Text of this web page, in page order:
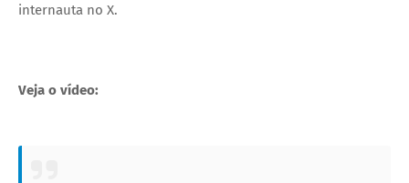
internauta no X.
Veja o vídeo: